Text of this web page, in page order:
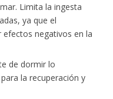
Limita la ingesta
ya que el
negativos en la
de dormir lo
la recuperación y